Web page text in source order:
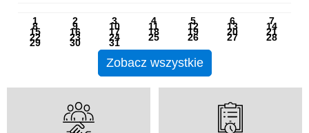
1 2 3 4 5 6 7
8 9 10 11 12 13 14
15 16 17 18 19 20 21
22 23 24 25 26 27 28
29 30 31
Zobacz wszystkie